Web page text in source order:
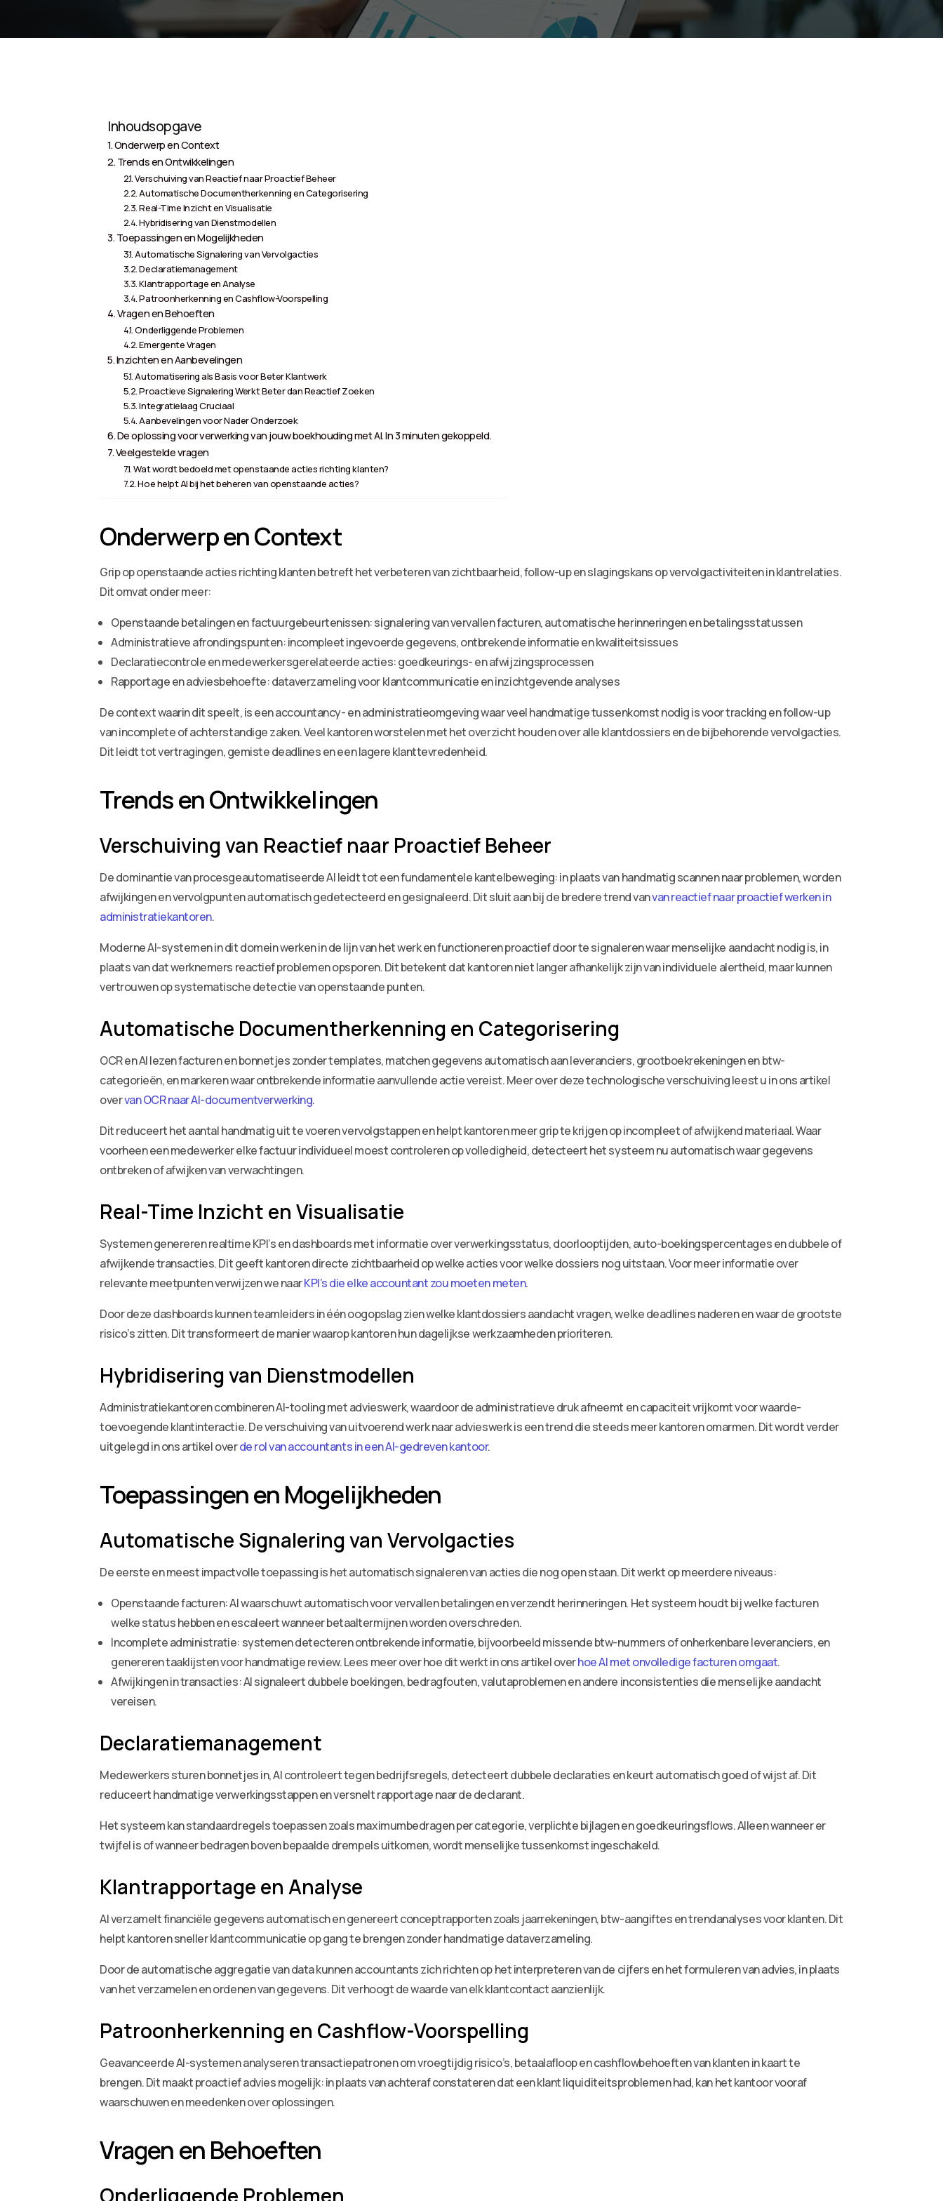
Inhoudsopgave
Onderwerp en Context
Trends en Ontwikkelingen
Verschuiving van Reactief naar Proactief Beheer
Automatische Documentherkenning en Categorisering
Real-Time Inzicht en Visualisatie
Hybridisering van Dienstmodellen
Toepassingen en Mogelijkheden
Automatische Signalering van Vervolgacties
Declaratiemanagement
Klantrapportage en Analyse
Patroonherkenning en Cashflow-Voorspelling
Vragen en Behoeften
Onderliggende Problemen
Emergente Vragen
Inzichten en Aanbevelingen
Automatisering als Basis voor Beter Klantwerk
Proactieve Signalering Werkt Beter dan Reactief Zoeken
Integratielaag Cruciaal
Aanbevelingen voor Nader Onderzoek
De oplossing voor verwerking van jouw boekhouding met AI. In 3 minuten gekoppeld.
Veelgestelde vragen
Wat wordt bedoeld met openstaande acties richting klanten?
Hoe helpt AI bij het beheren van openstaande acties?
Onderwerp en Context
Grip op openstaande acties richting klanten betreft het verbeteren van zichtbaarheid, follow-up en slagingskans op vervolgactiviteiten in klantrelaties.
Dit omvat onder meer:
Openstaande betalingen en factuurgebeurtenissen: signalering van vervallen facturen, automatische herinneringen en betalingsstatussen
Administratieve afrondingspunten: incompleet ingevoerde gegevens, ontbrekende informatie en kwaliteitsissues
Declaratiecontrole en medewerkersgerelateerde acties: goedkeurings- en afwijzingsprocessen
Rapportage en adviesbehoefte: dataverzameling voor klantcommunicatie en inzichtgevende analyses
De context waarin dit speelt, is een accountancy- en administratieomgeving waar veel handmatige tussenkomst nodig is voor tracking en follow-up
van incomplete of achterstandige zaken. Veel kantoren worstelen met het overzicht houden over alle klantdossiers en de bijbehorende vervolgacties.
Dit leidt tot vertragingen, gemiste deadlines en een lagere klanttevredenheid.
Trends en Ontwikkelingen
Verschuiving van Reactief naar Proactief Beheer
De dominantie van procesgeautomatiseerde AI leidt tot een fundamentele kantelbeweging: in plaats van handmatig scannen naar problemen, worden
afwijkingen en vervolgpunten automatisch gedetecteerd en gesignaleerd. Dit sluit aan bij de bredere trend vanvan reactief naar proactief werken in
administratiekantoren.
Moderne AI-systemen in dit domein werken in de lijn van het werk en functioneren proactief door te signaleren waar menselijke aandacht nodig is, in
plaats van dat werknemers reactief problemen opsporen. Dit betekent dat kantoren niet langer afhankelijk zijn van individuele alertheid, maar kunnen
vertrouwen op systematische detectie van openstaande punten.
Automatische Documentherkenning en Categorisering
OCR en AI lezen facturen en bonnetjes zonder templates, matchen gegevens automatisch aan leveranciers, grootboekrekeningen en btw-
categorieën, en markeren waar ontbrekende informatie aanvullende actie vereist. Meer over deze technologische verschuiving leest u in ons artikel
overvan OCR naar AI-documentverwerking.
Dit reduceert het aantal handmatig uit te voeren vervolgstappen en helpt kantoren meer grip te krijgen op incompleet of afwijkend materiaal. Waar
voorheen een medewerker elke factuur individueel moest controleren op volledigheid, detecteert het systeem nu automatisch waar gegevens
ontbreken of afwijken van verwachtingen.
Real-Time Inzicht en Visualisatie
Systemen genereren realtime KPI’s en dashboards met informatie over verwerkingsstatus, doorlooptijden, auto-boekingspercentages en dubbele of
afwijkende transacties. Dit geeft kantoren directe zichtbaarheid op welke acties voor welke dossiers nog uitstaan. Voor meer informatie over
relevante meetpunten verwijzen we naarKPI’s die elke accountant zou moeten meten.
Door deze dashboards kunnen teamleiders in één oogopslag zien welke klantdossiers aandacht vragen, welke deadlines naderen en waar de grootste
risico’s zitten. Dit transformeert de manier waarop kantoren hun dagelijkse werkzaamheden prioriteren.
Hybridisering van Dienstmodellen
Administratiekantoren combineren AI-tooling met advieswerk, waardoor de administratieve druk afneemt en capaciteit vrijkomt voor waarde-
toevoegende klantinteractie. De verschuiving van uitvoerend werk naar advieswerk is een trend die steeds meer kantoren omarmen. Dit wordt verder
uitgelegd in ons artikel overde rol van accountants in een AI-gedreven kantoor.
Toepassingen en Mogelijkheden
Automatische Signalering van Vervolgacties
De eerste en meest impactvolle toepassing is het automatisch signaleren van acties die nog open staan. Dit werkt op meerdere niveaus:
Openstaande facturen: AI waarschuwt automatisch voor vervallen betalingen en verzendt herinneringen. Het systeem houdt bij welke facturen
welke status hebben en escaleert wanneer betaaltermijnen worden overschreden.
Incomplete administratie: systemen detecteren ontbrekende informatie, bijvoorbeeld missende btw-nummers of onherkenbare leveranciers, en
genereren taaklijsten voor handmatige review. Lees meer over hoe dit werkt in ons artikel overhoe AI met onvolledige facturen omgaat.
Afwijkingen in transacties: AI signaleert dubbele boekingen, bedragfouten, valutaproblemen en andere inconsistenties die menselijke aandacht
vereisen.
Declaratiemanagement
Medewerkers sturen bonnetjes in, AI controleert tegen bedrijfsregels, detecteert dubbele declaraties en keurt automatisch goed of wijst af. Dit
reduceert handmatige verwerkingsstappen en versnelt rapportage naar de declarant.
Het systeem kan standaardregels toepassen zoals maximumbedragen per categorie, verplichte bijlagen en goedkeuringsflows. Alleen wanneer er
twijfel is of wanneer bedragen boven bepaalde drempels uitkomen, wordt menselijke tussenkomst ingeschakeld.
Klantrapportage en Analyse
AI verzamelt financiële gegevens automatisch en genereert conceptrapporten zoals jaarrekeningen, btw-aangiftes en trendanalyses voor klanten. Dit
helpt kantoren sneller klantcommunicatie op gang te brengen zonder handmatige dataverzameling.
Door de automatische aggregatie van data kunnen accountants zich richten op het interpreteren van de cijfers en het formuleren van advies, in plaats
van het verzamelen en ordenen van gegevens. Dit verhoogt de waarde van elk klantcontact aanzienlijk.
Patroonherkenning en Cashflow-Voorspelling
Geavanceerde AI-systemen analyseren transactiepatronen om vroegtijdig risico’s, betaalafloop en cashflowbehoeften van klanten in kaart te
brengen. Dit maakt proactief advies mogelijk: in plaats van achteraf constateren dat een klant liquiditeitsproblemen had, kan het kantoor vooraf
waarschuwen en meedenken over oplossingen.
Vragen en Behoeften